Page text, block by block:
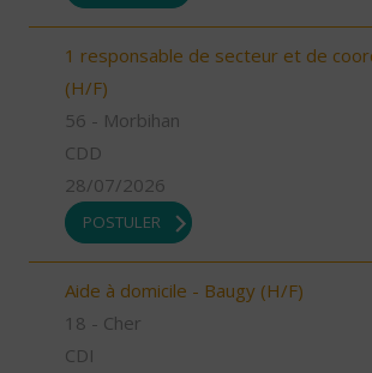
1 responsable de secteur et de
(H/F)
56 - Morbihan
CDD
28/07/2026
POSTULER
Aide à domicile - Baugy (H/F)
18 - Cher
CDI